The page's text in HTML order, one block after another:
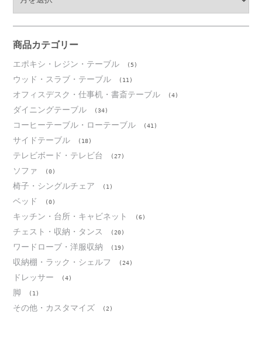
ブ
商品カテゴリー
エポキシ・レジン・テーブル (5)
ウッド・スラブ・テーブル (11)
オフィスデスク・仕事机・書斎テーブル (4)
ダイニングテーブル (34)
コーヒーテーブル・ローテーブル (41)
サイドテーブル (18)
テレビボード・テレビ台 (27)
ソファ (0)
椅子・シングルチェア (1)
ベッド (0)
キッチン・台所・キャビネット (6)
チェスト・収納・タンス (20)
ワードローブ・洋服収納 (19)
収納棚・ラック・シェルフ (24)
ドレッサー (4)
脚 (1)
その他・カスタマイズ (2)